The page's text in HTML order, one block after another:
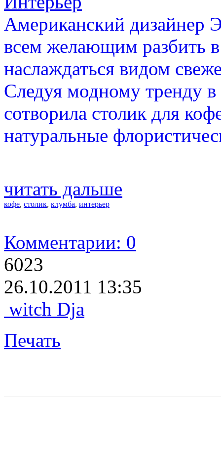
Американский дизайнер
всем желающим разбить
наслаждаться видом
Следуя модному тренду в
сотворила столик для
натуральные
читать дальше
кофе, столик, клумба, интерьер
Комментарии: 0
6023
26.10.2011 13:35
witch Dja
Печать